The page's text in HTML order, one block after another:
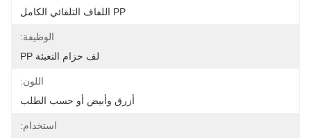
PP اللفاف التلقائي الكامل
الوظيفة:
لف حزام التعبئة PP
اللون:
أزرق وأبيض أو حسب الطلب
استخدام: